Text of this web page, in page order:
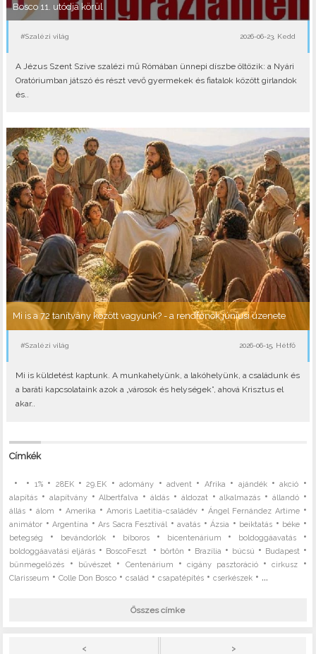
Bosco 11. utódja körül
#Szalézi világ 2026-06-23, Kedd
A Jézus Szent Szíve szalézi mű Rómában ünnepi díszbe öltözik: a Nyári
Oratóriumban játszó és részt vevő gyermekek és fiatalok között girlandok
és..
Mi is a 72 tanítvány között vagyunk? - a rendfőnök júniusi üzenete
#Szalézi világ 2026-06-15, Hétfő
Mi is küldetést kaptunk. A munkahelyünk, a lakóhelyünk, a családunk és
a baráti kapcsolataink azok a „városok és helységek”, ahová Krisztus el
akar..
Címkék
• • 1%• 28EK•29.EK •adomány •advent • Afrika • ajándék•akció •
alapítás • alapítvány•Albertfalva •áldás • áldozat •alkalmazás • állandó•
állás •álom • Amerika • Amoris Laetitia-családév •Ángel Fernández Artime•
animátor •Argentína •Ars Sacra Fesztivál •avatás •Ázsia • beiktatás • béke •
betegség • bevándorlók• bíboros • bicentenárium • boldoggáavatás•
boldoggáavatási eljárás • BoscoFeszt • börtön • Brazília • búcsú • Budapest •
bűnmegelőzés • bűvészet • Centenárium •cigány pasztoráció•cirkusz •
Clarisseum •Colle Don Bosco •család •csapatépítés •cserkészek • ...
Összes címke
< >